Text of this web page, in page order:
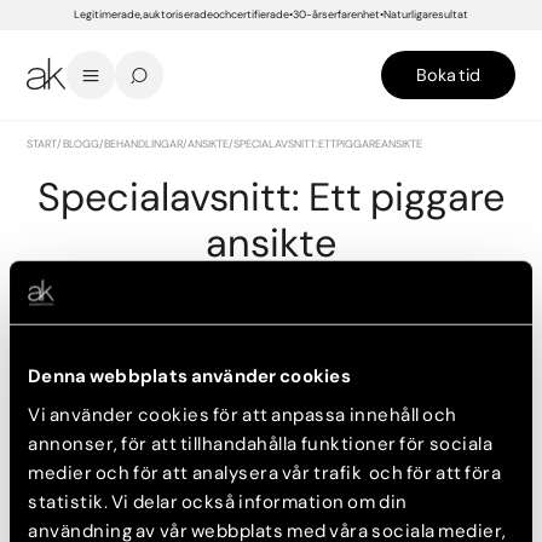
Denna webbplats använder cookies
Vi använder cookies för att anpassa innehåll och
annonser, för att tillhandahålla funktioner för sociala
medier och för att analysera vår trafik och för att föra
statistik. Vi delar också information om din
användning av vår webbplats med våra sociala medier,
Legitimerade, auktoriserade och certifierade 30-års erfarenhet Naturliga resultat
Boka tid
START/BLOGG/BEHANDLINGAR/ANSIKTE/SPECIALAVSNITT: ETT PIGGARE ANSIKTE
Specialavsnitt: Ett piggare
ansikte
Podcast, Okategoriserat, Aktuellt, Ansikte
Programledaren Tove Norström pratar med vår
injektionssjuksköterska Marika Erlandsson som berättar om
vad man kan göra för att få ett piggare ansikte. Vad finns det
för alternativ när allt börjar hänga? Kan man återfå förlorad
volym? Kan man bli av med sina rynkor?